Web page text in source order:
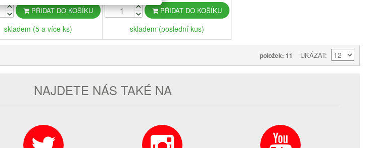
PŘIDAT DO KOŠÍKU
skladem (5 a více ks)
PŘIDAT DO KOŠÍKU
skladem (poslední kus)
položek: 11 UKÁZAT
NAJDETE NÁS TAKÉ NA